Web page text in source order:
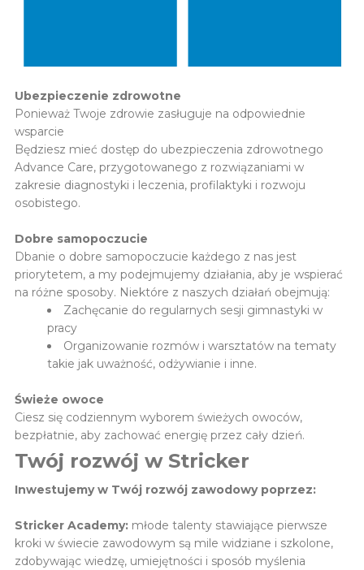
Ubezpieczenie zdrowotne
Ponieważ Twoje zdrowie zasługuje na odpowiednie
wsparcie
Będziesz mieć dostęp do ubezpieczenia zdrowotnego
Advance Care, przygotowanego z rozwiązaniami w
zakresie diagnostyki i leczenia, profilaktyki i rozwoju
osobistego.
Dobre samopoczucie
Dbanie o dobre samopoczucie każdego z nas jest
priorytetem, a my podejmujemy działania, aby je wspierać
na różne sposoby. Niektóre z naszych działań obejmują:
Zachęcanie do regularnych sesji gimnastyki w
pracy
Organizowanie rozmów i warsztatów na tematy
takie jak uważność, odżywianie i inne.
Świeże owoce
Ciesz się codziennym wyborem świeżych owoców,
bezpłatnie, aby zachować energię przez cały dzień.
Twój rozwój w Stricker
Inwestujemy w Twój rozwój zawodowy poprzez:
Stricker Academy:młode talenty stawiające pierwsze
kroki w świecie zawodowym są mile widziane i szkolone,
zdobywając wiedzę, umiejętności i sposób myślenia